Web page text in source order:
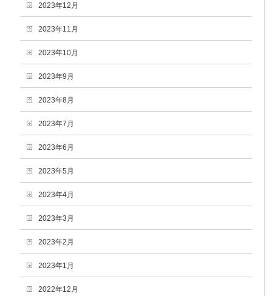
2023年12月
2023年11月
2023年10月
2023年9月
2023年8月
2023年7月
2023年6月
2023年5月
2023年4月
2023年3月
2023年2月
2023年1月
2022年12月